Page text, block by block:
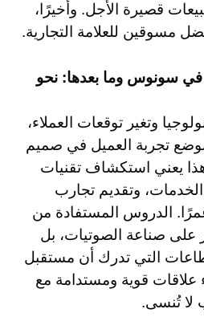
قصيرة الأجل. وأخيرًا،
مسوقين للعلامة التجارية.
في سونوس وما بعدها: نحو
وتغير توقعات العملاء،
تجربة العميل في صميم
هذا يعني استكشاف تقنيات
وتقديم تجارب
الدروس المستفادة من
صناعة الصوتيات، بل
التي تدرك أن مستقبل
علاقات قوية ومستدامة مع
لا تُنسى.